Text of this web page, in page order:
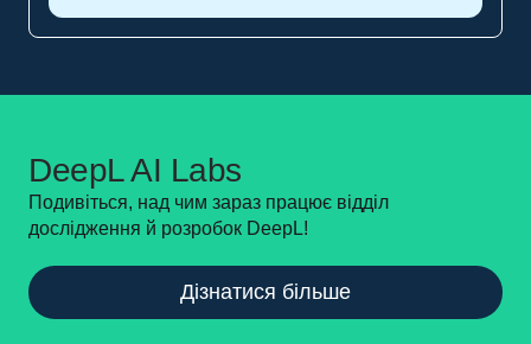
DeepL AI Labs
Подивіться, над чим зараз працює відділ
дослідження й розробок DeepL!
Дізнатися більше